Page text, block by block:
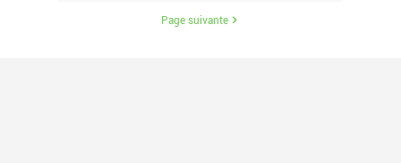
Page suivante